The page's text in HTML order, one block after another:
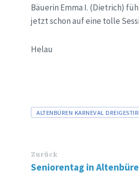
Bäuerin Emma I. (Dietrich)
jetzt schon auf eine tolle
Helau
Tags
ALTENBÜREN KARNEVAL
Zurück
Seniorentag in